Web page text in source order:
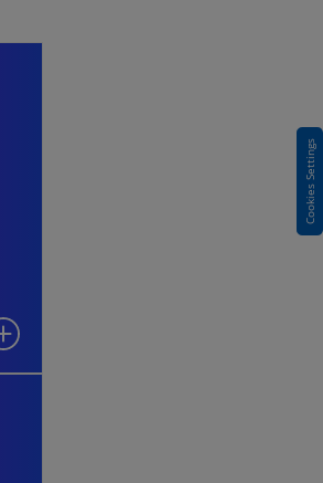
Cookies Settings